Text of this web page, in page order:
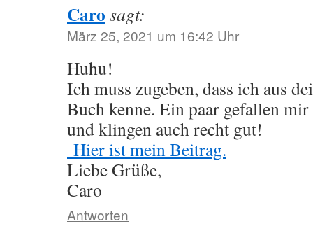
Caro sagt:
März 25, 2021 um 16:42 Uhr
Huhu!
Ich muss zugeben, dass ich aus
Buch kenne. Ein paar gefallen
und klingen auch recht gut!
Hier ist mein Beitrag.
Liebe Grüße,
Caro
Antworten